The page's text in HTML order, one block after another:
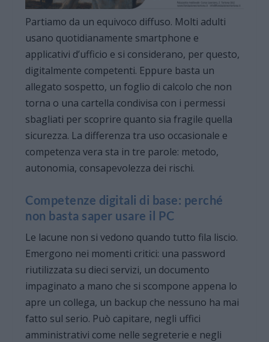
Partiamo da un equivoco diffuso. Molti adulti
usano quotidianamente smartphone e
applicativi d’ufficio e si considerano, per questo,
digitalmente competenti. Eppure basta un
allegato sospetto, un foglio di calcolo che non
torna o una cartella condivisa con i permessi
sbagliati per scoprire quanto sia fragile quella
sicurezza. La differenza tra uso occasionale e
competenza vera sta in tre parole: metodo,
autonomia, consapevolezza dei rischi.
Competenze digitali di base: perché
non basta saper usare il PC
Le lacune non si vedono quando tutto fila liscio.
Emergono nei momenti critici: una password
riutilizzata su dieci servizi, un documento
impaginato a mano che si scompone appena lo
apre un collega, un backup che nessuno ha mai
fatto sul serio. Può capitare, negli uffici
amministrativi come nelle segreterie e negli